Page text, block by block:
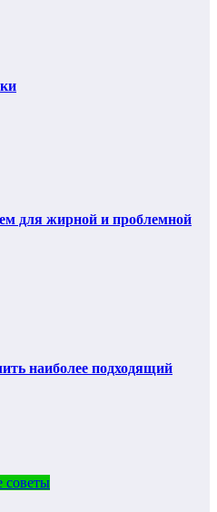
для жирной и проблемной
наиболее подходящий
советы